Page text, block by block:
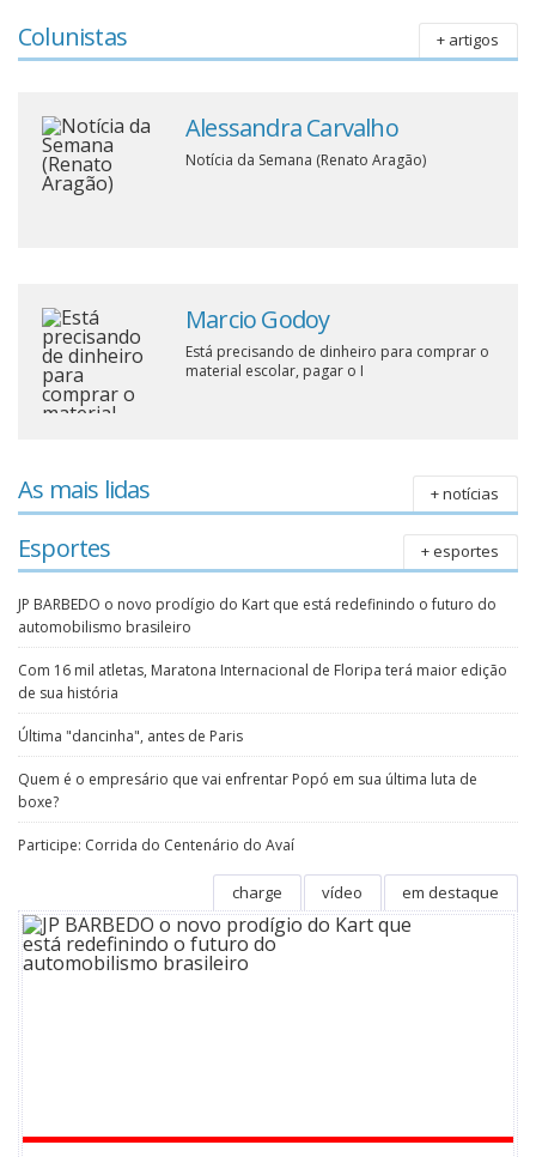
Colunistas + artigos
Alessandra Carvalho
Notícia da Semana (Renato Aragão)
Marcio Godoy
Está precisando de dinheiro para comprar o
material escolar, pagar o I
As mais lidas + notícias
Esportes + esportes
JP BARBEDO o novo prodígio do Kart que está redefinindo o futuro do
automobilismo brasileiro
Com 16 mil atletas, Maratona Internacional de Floripa terá maior edição
de sua história
Última "dancinha", antes de Paris
Quem é o empresário que vai enfrentar Popó em sua última luta de
boxe?
Participe: Corrida do Centenário do Avaí
em destaque
vídeo
charge